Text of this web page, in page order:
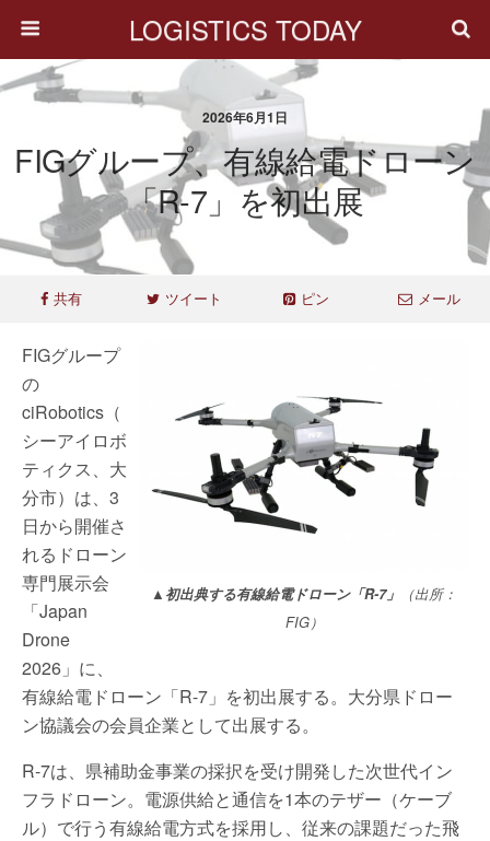
LOGISTICS TODAY
2026年6月1日
FIGグループ、有線給電ドローン
「R-7」を初出展
共有 ツイート ピン メール
▲初出典する有線給電ドローン「R-7」
（出所：
FIG）
FIGグループ
の
ciRobotics（
シーアイロボ
ティクス、大
分市）は、3
日から開催さ
れるドローン
専門展示会
「Japan
Drone
2026」に、
有線給電ドローン「R-7」を初出展する。大分県ドロー
ン協議会の会員企業として出展する。
R-7は、県補助金事業の採択を受け開発した次世代イン
フラドローン。電源供給と通信を1本のテザー（ケーブ
ル）で行う有線給電方式を採用し、従来の課題だった飛